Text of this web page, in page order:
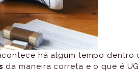
há algum tempo dentro
da maneira correta e o que é